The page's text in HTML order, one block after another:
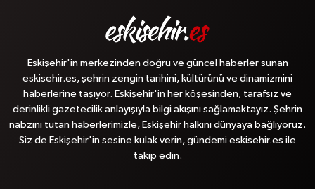
Eskişehir'in merkezinden doğru ve güncel haberler sunan
eskisehir.es, şehrin zengin tarihini, kültürünü ve dinamizmini
haberlerine taşıyor. Eskişehir'in her köşesinden, tarafsız ve
derinlikli gazetecilik anlayışıyla bilgi akışını sağlamaktayız. Şehrin
nabzını tutan haberlerimizle, Eskişehir halkını dünyaya bağlıyoruz.
Siz de Eskişehir'in sesine kulak verin, gündemi eskisehir.es ile
takip edin.